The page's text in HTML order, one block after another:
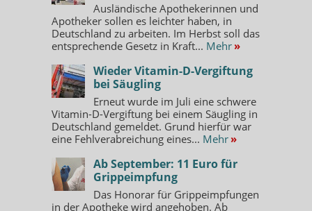
Ausländische Apothekerinnen und
Apotheker sollen es leichter haben, in
Deutschland zu arbeiten. Im Herbst soll das
entsprechende Gesetz in Kraft... Mehr »
Wieder Vitamin-D-Vergiftung
bei Säugling
Erneut wurde im Juli eine schwere
Vitamin-D-Vergiftung bei einem Säugling in
Deutschland gemeldet. Grund hierfür war
eine Fehlverabreichung eines... Mehr »
Ab September: 11 Euro für
Grippeimpfung
Das Honorar für Grippeimpfungen
in der Apotheke wird angehoben. Ab